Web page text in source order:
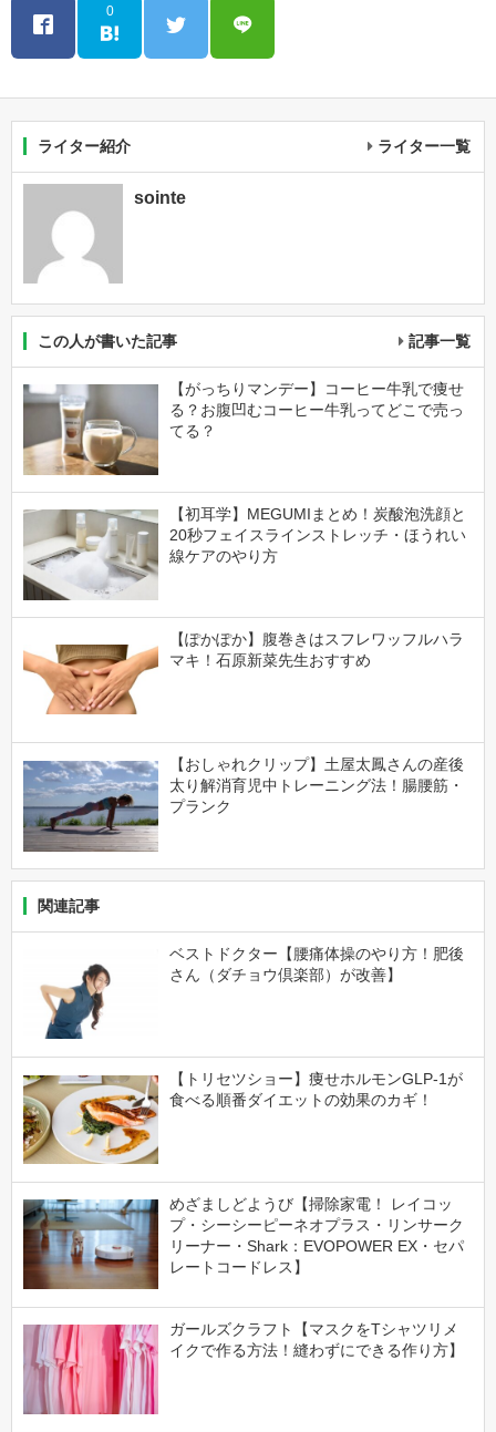
0
ライター紹介 ライター一覧
sointe
この人が書いた記事 記事一覧
【がっちりマンデー】コーヒー牛乳で痩せ
る？お腹凹むコーヒー牛乳ってどこで売っ
てる？
【初耳学】MEGUMIまとめ！炭酸泡洗顔と
20秒フェイスラインストレッチ・ほうれい
線ケアのやり方
【ぽかぽか】腹巻きはスフレワッフルハラ
マキ！石原新菜先生おすすめ
【おしゃれクリップ】土屋太鳳さんの産後
太り解消育児中トレーニング法！腸腰筋・
プランク
関連記事
ベストドクター【腰痛体操のやり方！肥後
さん（ダチョウ倶楽部）が改善】
【トリセツショー】痩せホルモンGLP-1が
食べる順番ダイエットの効果のカギ！
めざましどようび【掃除家電！ レイコッ
プ・シーシーピーネオプラス・リンサーク
リーナー・Shark：EVOPOWER EX・セパ
レートコードレス】
ガールズクラフト【マスクをTシャツリメ
イクで作る方法！縫わずにできる作り方】